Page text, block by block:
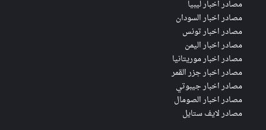
مصادر اخبار ليبيا
مصادر اخبار السودان
مصادر اخبار تونس
مصادر اخبار اليمن
مصادر اخبار موريتانيا
مصادر اخبار جزر القمر
مصادر اخبار جيبوتي
مصادر اخبار الصومال
مصادر لايف ستايل